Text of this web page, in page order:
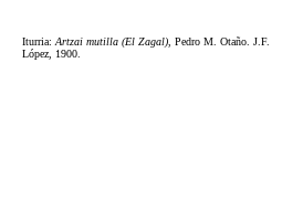
Iturria: Artzai mutilla (El Zagal) , Pedro M. Otaño. J.F.
López, 1900.